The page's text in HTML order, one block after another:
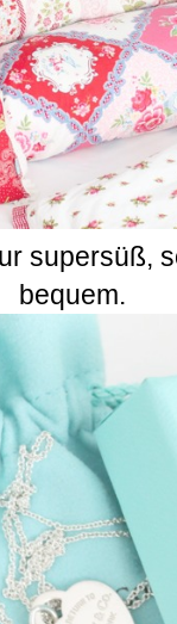
supersüß,
bequem.